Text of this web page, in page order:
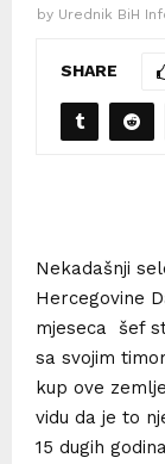
by Urednik BiH
SHARE
Nekadašnji
Hercegovine
mjeseca šef
sa svojim
kup ove
vidu da je to
15 dugih